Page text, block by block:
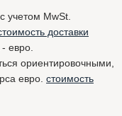
учетом MwSt.
доставки
евро.
ориентировочными,
евро. стоимость